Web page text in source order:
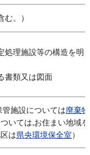
。）
理施設等の構造を明
書類又は図面
施設については廃棄
いては,お住まい地域
区は県央環境保全室）